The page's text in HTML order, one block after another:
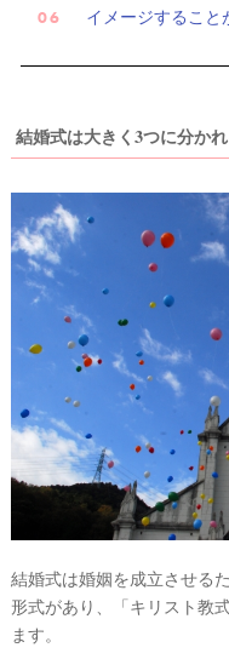
イメージすること
結婚式は大きく3つに分か
結婚式は婚姻を成立させる
形式があり、「キリスト教
ます。
ウ
デ
ン
グ
フ
ォ